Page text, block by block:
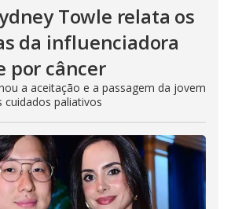
Towle relata os
da influenciadora
por câncer
a aceitação e a passagem da jovem
cuidados paliativos